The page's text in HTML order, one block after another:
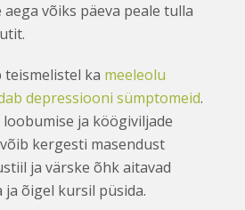
võiks päeva peale tulla
ka meeleolu
depressiooni sümptomeid.
ja köögiviljade
kergesti masendust
ja värske õhk aitavad
ja õigel kursil püsida.